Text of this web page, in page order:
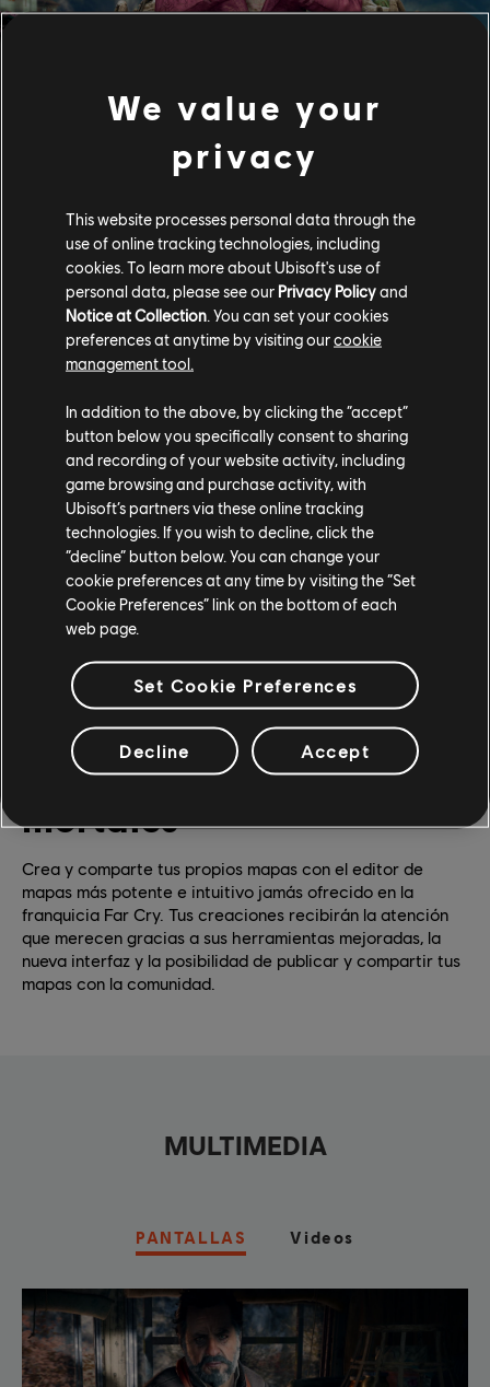
Multijugador
Experimenta la guerra sin cuartel de Kyrat en un modo
multijugador competitivo totalmente nuevo. Juega como
un soldado rebelde fuertemente armado de la Senda
Dorada o como un miembro de la antigua tribu guerrera
de los Kalinag, equipado con el letal poder de la
naturaleza.
Editor de mapas:
diseña trampas
mortales
Crea y comparte tus propios mapas con el editor de
mapas más potente e intuitivo jamás ofrecido en la
franquicia Far Cry. Tus creaciones recibirán la atención
que merecen gracias a sus herramientas mejoradas, la
nueva interfaz y la posibilidad de publicar y compartir tus
mapas con la comunidad.
MULTIMEDIA
PANTALLAS Videos
We value your
privacy
This website processes personal data through the
use of online tracking technologies, including
cookies. To learn more about Ubisoft's use of
personal data, please see our Privacy Policyand
Notice at Collection. You can set your cookies
preferences at anytime by visiting ourcookie
management tool.
In addition to the above, by clicking the “accept”
button below you specifically consent to sharing
and recording of your website activity, including
game browsing and purchase activity, with
Ubisoft’s partners via these online tracking
technologies. If you wish to decline, click the
“decline” button below. You can change your
cookie preferences at any time by visiting the “Set
Cookie Preferences” link on the bottom of each
web page.
Set Cookie Preferences
Decline Accept